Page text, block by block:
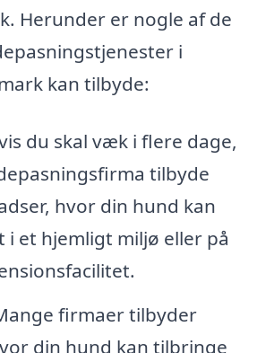
Herunder er nogle af de
i
kan tilbyde:
du skal væk i flere dage,
tilbyde
hvor din hund kan
i et hjemligt miljø eller på
firmaer tilbyder
din hund kan tilbringe